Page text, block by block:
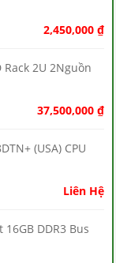
2,450,000 ₫
Rack 2U 2Nguồn
37,500,000 ₫
(USA) CPU
Liên Hệ
DDR3 Bus